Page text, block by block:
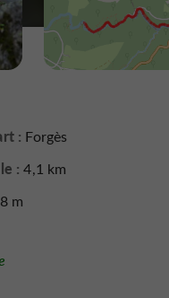
: Forgès
:4,1 km
m